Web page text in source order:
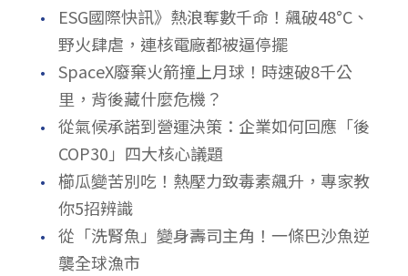
．
ESG國際快訊》熱浪奪數千命！飆破48°C、
野火肆虐，連核電廠都被逼停擺
． SpaceX廢棄火箭撞上月球！時速破8千公
里，背後藏什麼危機？
． 從氣候承諾到營運決策：企業如何回應「後
COP30」四大核心議題
． 櫛瓜變苦別吃！熱壓力致毒素飆升，專家教
你5招辨識
． 從「洗腎魚」變身壽司主角！一條巴沙魚逆
襲全球漁市